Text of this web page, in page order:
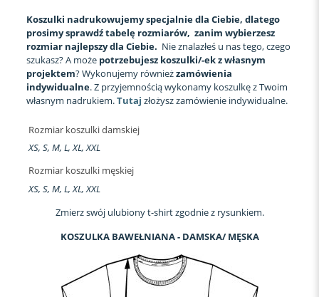
Koszulki nadrukowujemy specjalnie dla Ciebie, dlatego
prosimy sprawdź tabelę rozmiarów, zanim wybierzesz
rozmiar najlepszy dla Ciebie. Nie znalazłeś u nas tego, czego
szukasz? A może potrzebujesz koszulki/-ek z własnym
projektem? Wykonujemy równieżzamówienia
indywidualne. Z przyjemnością wykonamy koszulkę z Twoim
własnym nadrukiem.Tutaj złożysz zamówienie indywidualne.
Rozmiar koszulki damskiej
XS, S, M, L, XL, XXL
Rozmiar koszulki męskiej
XS, S, M, L, XL, XXL
Zmierz swój ulubiony t-shirt zgodnie z rysunkiem.
KOSZULKA BAWEŁNIANA - DAMSKA/ MĘSKA